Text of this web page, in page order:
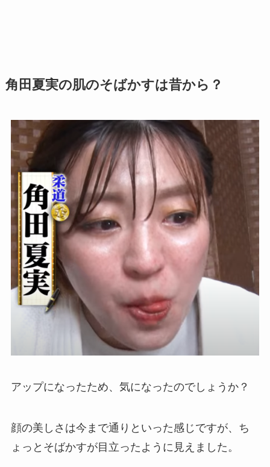
角田夏実の肌のそばかすは昔から？
アップになったため、気になったのでしょうか？
顔の美しさは今まで通りといった感じですが、ち
ょっとそばかすが目立ったように見えました。